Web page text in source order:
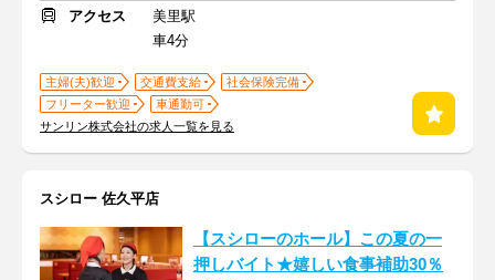
アクセス
美里駅
車4分
主婦(夫)歓迎 交通費支給
社会保険完備
フリーター歓迎
車通勤可
サンリン株式会社の求人一覧を見る
スシロー 佐久平店
【スシローのホール】この夏の一
押しバイト★嬉しい食事補助30％